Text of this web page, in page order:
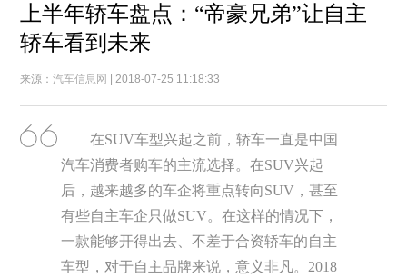
上半年轿车盘点：“帝豪兄弟”让自主
轿车看到未来
来源：汽车信息网 | 2018-07-25 11:18:33
在SUV车型兴起之前，轿车一直是中国
汽车消费者购车的主流选择。在SUV兴起
后，越来越多的车企将重点转向SUV，甚至
有些自主车企只做SUV。在这样的情况下，
一款能够开得出去、不差于合资轿车的自主
车型，对于自主品牌来说，意义非凡。2018